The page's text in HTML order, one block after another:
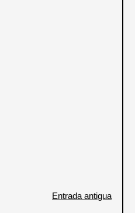
Entrada antigua